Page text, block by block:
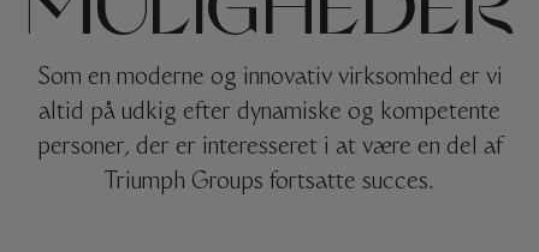
Som en moderne og innovativ virksomhed er vi
altid på udkig efter dynamiske og kompetente
personer, der er interesseret i at være en del af
Triumph Groups fortsatte succes.